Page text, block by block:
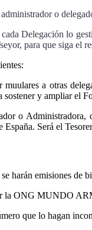
o
Delegación lo
para que siga el
a otras
y ampliar el
o Administradora,
Será el
harán emisiones de
la ONG MUNDO
que lo hagan